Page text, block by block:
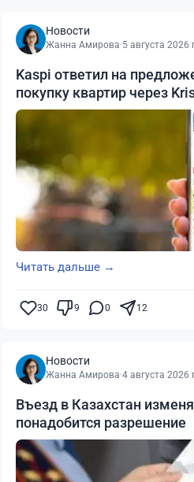
Новости
Жанна Амирова·5 августа 2026
Kaspi ответил на
покупку квартир через
Читать дальше →
30 9 0 12
Новости
Жанна Амирова·4 августа 2026
Въезд в Казахстан
понадобится разрешение